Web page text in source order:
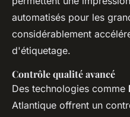
automatisés pour les
considérablement
d'étiquetage.
Contrôle qualité avancé
Des technologies comme
Atlantique offrent un